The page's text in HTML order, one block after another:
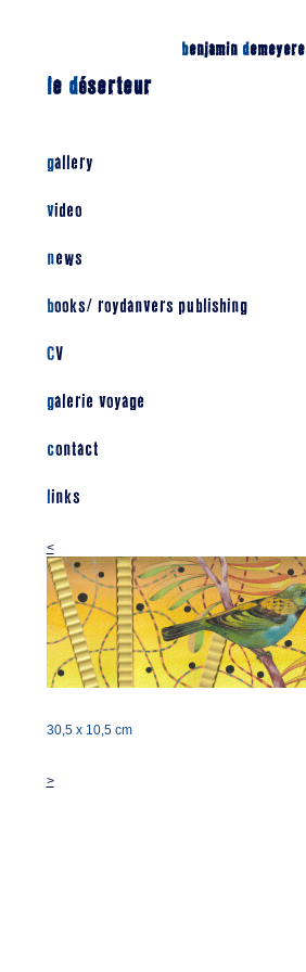
benjamin demeyere
le déserteur
gallery
video
news
books/ roydanvers publishing
CV
galerie voyage
contact
links
<
30,5 x 10,5 cm
>